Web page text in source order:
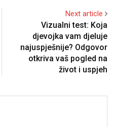
Next article
Vizualni test: Koja
djevojka vam djeluje
najuspješnije? Odgovor
otkriva vaš pogled na
život i uspjeh